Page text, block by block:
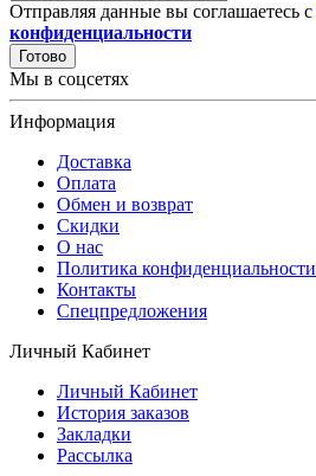
Отправляя данные вы соглашаетесь с
конфиденциальности
Готово
Мы в соцсетях
Информация
Доставка
Оплата
Обмен и возврат
Скидки
О нас
Политика конфиденциальности
Контакты
Спецпредложения
Личный Кабинет
Личный Кабинет
История заказов
Закладки
Рассылка